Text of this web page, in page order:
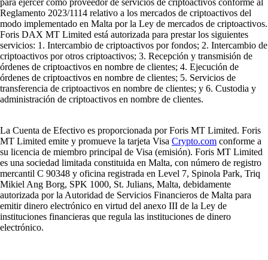
para ejercer como proveedor de servicios de criptoactivos conforme al
Reglamento 2023/1114 relativo a los mercados de criptoactivos del
modo implementado en Malta por la Ley de mercados de criptoactivos.
Foris DAX MT Limited está autorizada para prestar los siguientes
servicios: 1. Intercambio de criptoactivos por fondos; 2. Intercambio de
criptoactivos por otros criptoactivos; 3. Recepción y transmisión de
órdenes de criptoactivos en nombre de clientes; 4. Ejecución de
órdenes de criptoactivos en nombre de clientes; 5. Servicios de
transferencia de criptoactivos en nombre de clientes; y 6. Custodia y
administración de criptoactivos en nombre de clientes.
La Cuenta de Efectivo es proporcionada por Foris MT Limited. Foris
MT Limited emite y promueve la tarjeta Visa Crypto.com conforme a
su licencia de miembro principal de Visa (emisión). Foris MT Limited
es una sociedad limitada constituida en Malta, con número de registro
mercantil C 90348 y oficina registrada en Level 7, Spinola Park, Triq
Mikiel Ang Borg, SPK 1000, St. Julians, Malta, debidamente
autorizada por la Autoridad de Servicios Financieros de Malta para
emitir dinero electrónico en virtud del anexo III de la Ley de
instituciones financieras que regula las instituciones de dinero
electrónico.